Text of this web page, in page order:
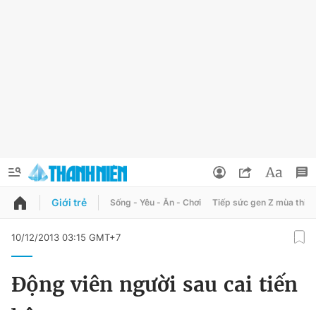
QUẢNG CÁO
Chuyên mục
Đổi mật khẩu
Giới trẻ Sống - Yêu - Ăn - Chơi Tiếp sức gen Z mùa thi
10/12/2013 03:15 GMT+7
Động viên người sau cai tiến